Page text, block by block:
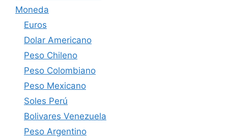
Moneda
Euros
Dolar Americano
Peso Chileno
Peso Colombiano
Peso Mexicano
Soles Perú
Bolivares Venezuela
Peso Argentino